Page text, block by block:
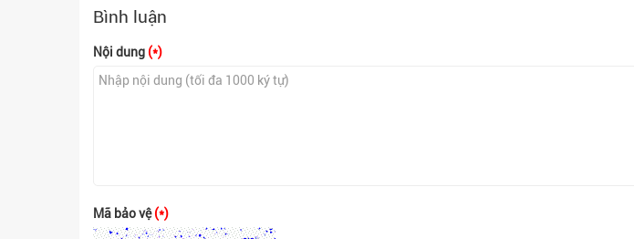
Bình luận
Nội dung (*)
Mã bảo vệ(*)